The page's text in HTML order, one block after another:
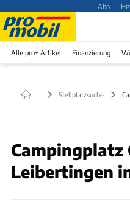
Abo
Alle pro+ Artikel Finanzierung
Stellplatzsuche
Campingplatz
Leibertingen